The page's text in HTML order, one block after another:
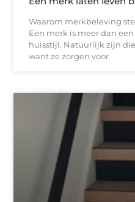
Waarom merkbeleving
Een merk is meer dan
huisstijl. Natuurlijk zijn
want ze zorgen voor